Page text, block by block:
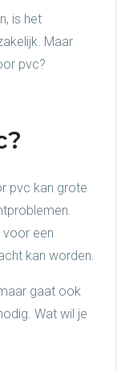
is het
Maar
pvc?
pvc kan grote
voor een
kan worden.
gaat ook
Wat wil je